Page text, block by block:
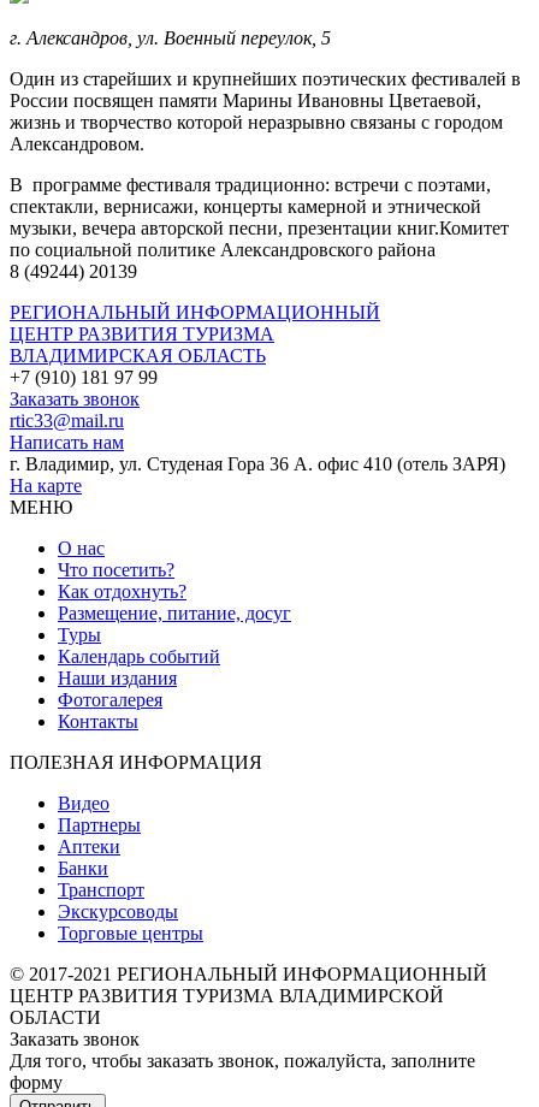
г. Александров, ул. Военный переулок, 5
Один из старейших и крупнейших поэтических фестивалей в
России посвящен памяти Марины Ивановны Цветаевой,
жизнь и творчество которой неразрывно связаны с городом
Александровом.
В программе фестиваля традиционно: встречи с поэтами,
спектакли, вернисажи, концерты камерной и этнической
музыки, вечера авторской песни, презентации книг.Комитет
по социальной политике Александровского района
8 (49244) 2­01­39
РЕГИОНАЛЬНЫЙ ИНФОРМАЦИОННЫЙ
ЦЕНТР РАЗВИТИЯ ТУРИЗМА
ВЛАДИМИРСКАЯ ОБЛАСТЬ
+7 (910) 181 97 99
Заказать звонок
rtic33@mail.ru
Написать нам
г. Владимир, ул. Студеная Гора 36 А. офис 410 (отель ЗАРЯ)
На карте
МЕНЮ
О нас
Что посетить?
Как отдохнуть?
Размещение, питание, досуг
Туры
Календарь событий
Наши издания
Фотогалерея
Контакты
ПОЛЕЗНАЯ ИНФОРМАЦИЯ
Видео
Партнеры
Аптеки
Банки
Транспорт
Экскурсоводы
Торговые центры
© 2017-2021 РЕГИОНАЛЬНЫЙ ИНФОРМАЦИОННЫЙ
ЦЕНТР РАЗВИТИЯ ТУРИЗМА ВЛАДИМИРСКОЙ
ОБЛАСТИ
Заказать звонок
Для того, чтобы заказать звонок, пожалуйста, заполните
форму